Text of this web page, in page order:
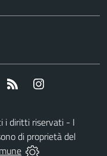
Telegram RSS
i diritti riservati - I
di proprietà del